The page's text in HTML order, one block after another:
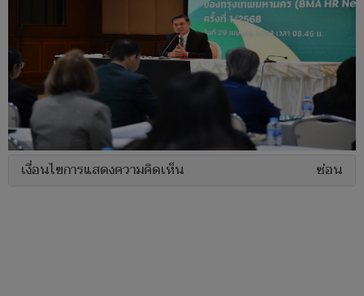
เงื่อนไขการแสดงความคิดเห็น ซ่อน